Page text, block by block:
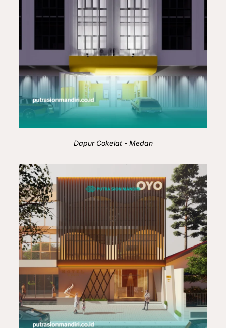
Dapur Cokelat - Medan